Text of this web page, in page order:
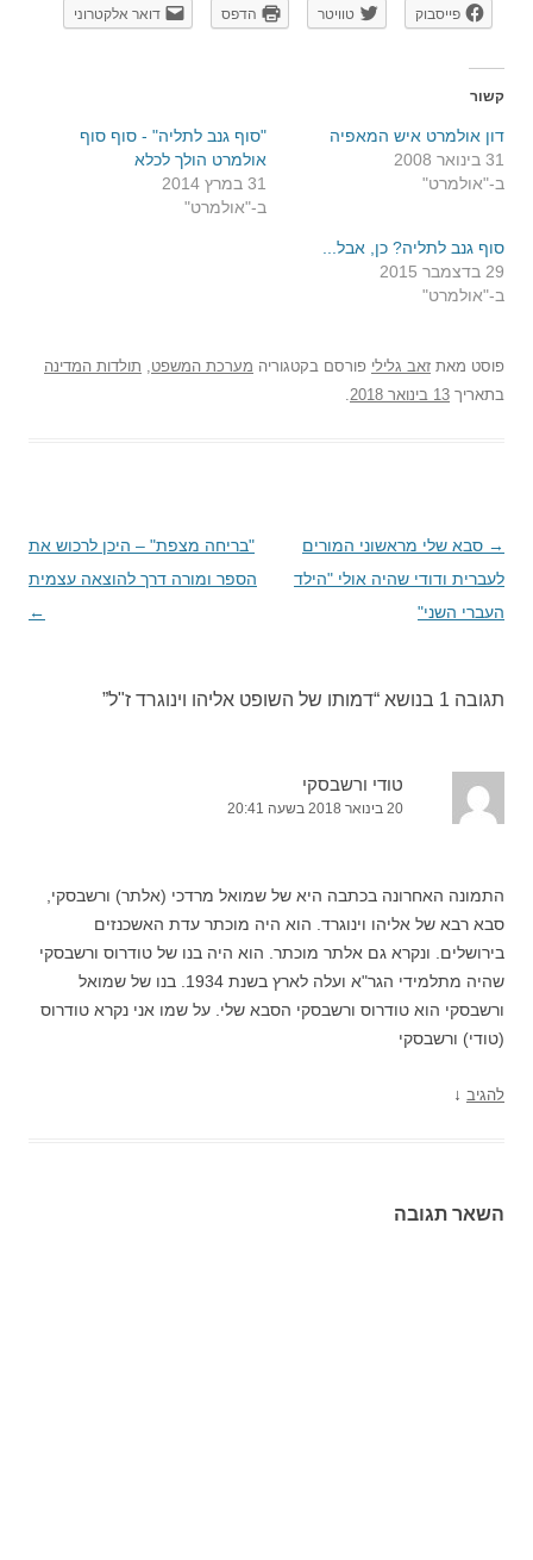
פייסבוק טוויטר הדפס דואר אלקטרוני
קשור
דון אולמרט איש המאפיה
31 בינואר 2008
ב-"אולמרט"
"סוף גנב לתליה" - סוף סוף
אולמרט הולך לכלא
31 במרץ 2014
ב-"אולמרט"
סוף גנב לתליה? כן, אבל...
29 בדצמבר 2015
ב-"אולמרט"
פוסט מאת זאב גלילי פורסם בקטגוריה מערכת המשפט, תולדות המדינה
בתאריך 13 בינואר 2018 .
ניווט
בפוסטים
→ סבא שלי מראשוני המורים
לעברית ודודי שהיה אולי "הילד
העברי השני"
"בריחה מצפת" – היכן לרכוש את
הספר ומורה דרך להוצאה עצמית
←
תגובה 1 בנושא “ דמותו של השופט אליהו וינוגרד ז"ל”
טודי ורשבסקי
20 בינואר 2018 בשעה 20:41
התמונה האחרונה בכתבה היא של שמואל מרדכי (אלתר) ורשבסקי,
סבא רבא של אליהו וינוגרד. הוא היה מוכתר עדת האשכנזים
בירושלים. ונקרא גם אלתר מוכתר. הוא היה בנו של טודרוס ורשבסקי
שהיה מתלמידי הגר"א ועלה לארץ בשנת 1934. בנו של שמואל
ורשבסקי הוא טודרוס ורשבסקי הסבא שלי. על שמו אני נקרא טודרוס
(טודי) ורשבסקי
להגיב ↓
השאר תגובה